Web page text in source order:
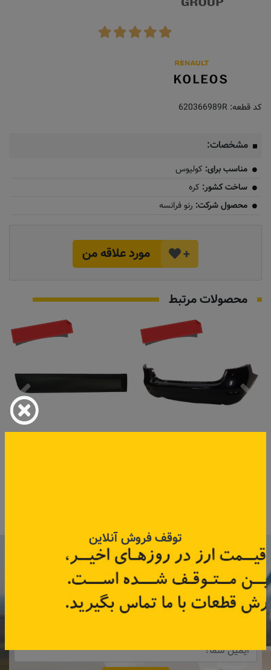
کد قطعه: 620366989R
مشخصات:
مناسب برای: کولیوس
ساخت کشور: کره
محصول شرکت: رنو فرانسه
+ مورد علاقه من
محصولات مرتبط
تماس بگیرید موجود نیست
با عضویت در خبرنامه رنویدک
همین حالا ۱۵ هزار تومان کد‌تخفیف خرید
آنلاین
توقف فروش آنلاین